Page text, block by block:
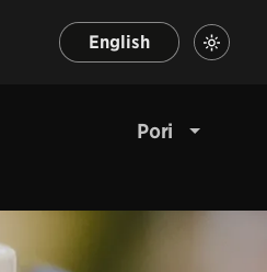
English
Pori